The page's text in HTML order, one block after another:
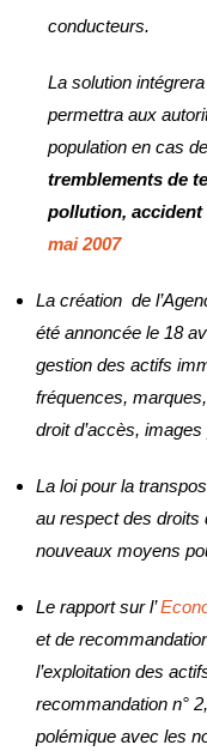
conducteurs.
La solution
permettra aux
population en cas
tremblements de
pollution,
mai 2007
La création de
été annoncée le 18
gestion des actifs
fréquences,
droit d’accès,
La loi pour la
au respect des droits
nouveaux moyens
Le rapport sur l’
et de
l’exploitation des
recommandation n°
polémique avec les